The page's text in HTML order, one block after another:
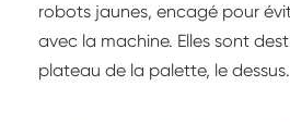
robots jaunes, encagé pour
avec la machine. Elles sont
plateau de la palette, le dessus.